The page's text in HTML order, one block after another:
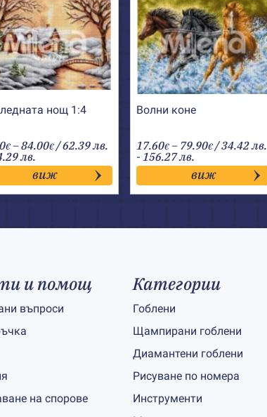
нощ 1:4
€ –84.00€Price
range:
31.90€
through
84.00€
/ 62.39 лв.
лв.
виж
Волни коне
17.60€ – 79.90€Price
range:
17.60€
through
79.90€
/ 34.42 лв.
- 156.27 лв.
виж
и помощ
въпроси
на спорове
Категории
Гоблени
Щампирани гоблени
Диамантени гоблени
Рисуване по номера
Инструменти